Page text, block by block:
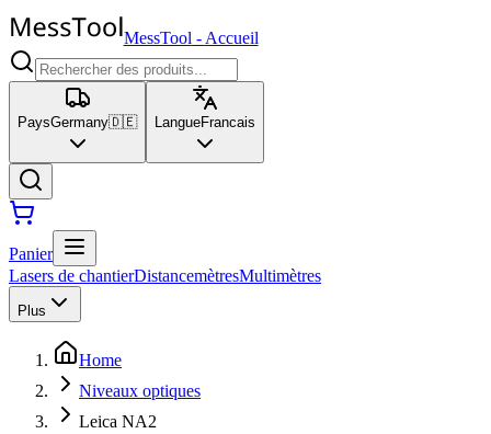
MessTool - Accueil
PaysGermany🇩🇪 LangueFrancais
Panier
Lasers de chantierDistancemètresMultimètres
Plus
Home
Niveaux optiques
Leica NA2